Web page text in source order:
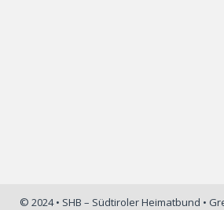
© 2024 • SHB – Südtiroler Heimatbund •